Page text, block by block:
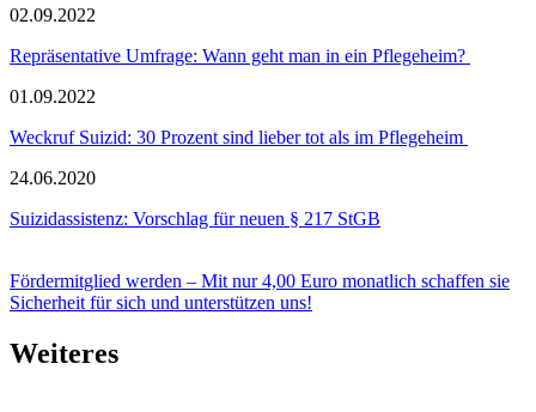
02.09.2022
Repräsentative Umfrage: Wann geht man in ein Pflegeheim?
01.09.2022
Weckruf Suizid: 30 Prozent sind lieber tot als im Pflegeheim
24.06.2020
Suizidassistenz: Vorschlag für neuen § 217 StGB
Fördermitglied werden – Mit nur 4,00 Euro monatlich schaffen sie
Sicherheit für sich und unterstützen uns!
Weiteres